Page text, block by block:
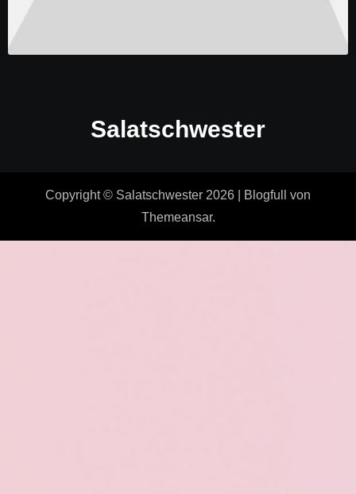
Salatschwester
Copyright © Salatschwester 2026 Blogfull
von
Themeansar.